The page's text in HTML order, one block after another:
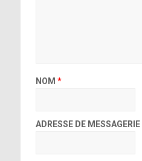
NOM *
ADRESSE DE MESSAGERIE